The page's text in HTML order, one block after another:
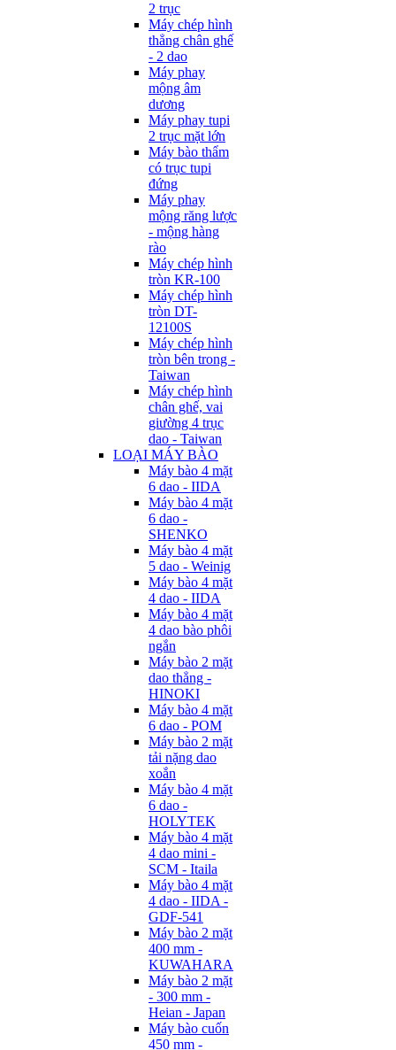
2 trục
Máy chép hình
thẳng chân ghế
- 2 dao
Máy phay
mộng âm
dương
Máy phay tupi
2 trục mặt lớn
Máy bào thẩm
có trục tupi
đứng
Máy phay
mộng răng lược
- mộng hàng
rào
Máy chép hình
tròn KR-100
Máy chép hình
tròn DT-
12100S
Máy chép hình
tròn bên trong -
Taiwan
Máy chép hình
chân ghế, vai
giường 4 trục
dao - Taiwan
LOẠI MÁY BÀO
Máy bào 4 mặt
6 dao - IIDA
Máy bào 4 mặt
6 dao -
SHENKO
Máy bào 4 mặt
5 dao - Weinig
Máy bào 4 mặt
4 dao - IIDA
Máy bào 4 mặt
4 dao bào phôi
ngắn
Máy bào 2 mặt
dao thẳng -
HINOKI
Máy bào 4 mặt
6 dao - POM
Máy bào 2 mặt
tải nặng dao
xoắn
Máy bào 4 mặt
6 dao -
HOLYTEK
Máy bào 4 mặt
4 dao mini -
SCM - Itaila
Máy bào 4 mặt
4 dao - IIDA -
GDF-541
Máy bào 2 mặt
400 mm -
KUWAHARA
Máy bào 2 mặt
- 300 mm -
Heian - Japan
Máy bào cuốn
450 mm -